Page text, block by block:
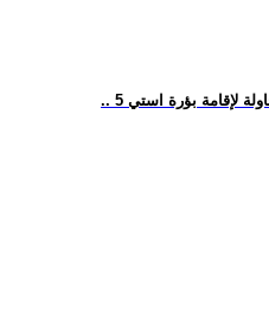
لإقامة بؤرة استي